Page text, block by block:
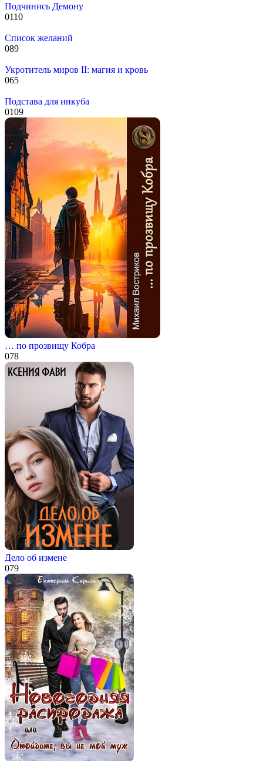
Подчинись Демону
0110
Список желаний
089
Укротитель миров II: магия и кровь
065
Подстава для инкуба
0109
… по прозвищу Кобра
078
Дело об измене
079